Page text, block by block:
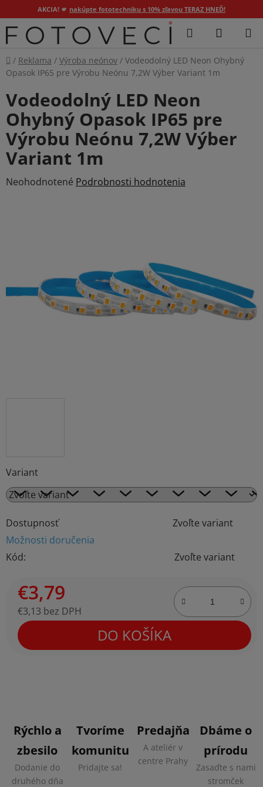
AKCIA! 🫵 nakúpte fototechniku s 10% zľavou TERAZ HNEĎ!
Prejsť
na
Hľadať
Domov
/ Reklama / Výroba neónov / Vodeodolný LED Neon Ohybný
Opasok IP65 pre Výrobu Neónu 7,2W Výber Variant 1m
Variant
Dostupnosť
Zvoľte variant
Možnosti doručenia
Kód:
Zvoľte variant
€3,79
€3,13 bez DPH
Jednotková cena:
DO KOŠÍKA
Vodeodolný LED Neon
Ohybný Opasok IP65 pre
Výrobu Neónu 7,2W Výber
Variant 1m
Priemerné
hviezdičiek.
Neohodnotené Podrobnosti hodnotenia
Rýchlo a
zbesilo
Dodanie do
druhého dňa
Tvoríme
komunitu
Pridajte sa!
Predajňa
A ateliér v
centre Prahy
Dbáme o
prírodu
Zasaďte s nami
stromček